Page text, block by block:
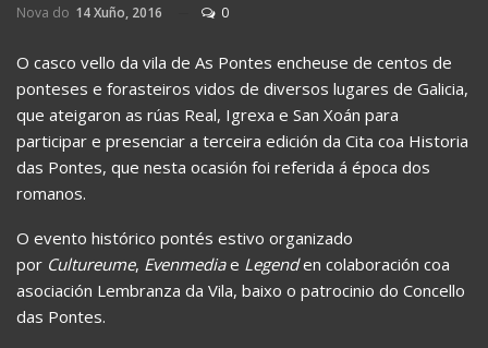
Nova do 14 Xuño, 2016 0
O casco vello da vila de As Pontes encheuse de centos de
ponteses e forasteiros vidos de diversos lugares de Galicia,
que ateigaron as rúas Real, Igrexa e San Xoán para
participar e presenciar a terceira edición da Cita coa Historia
das Pontes, que nesta ocasión foi referida á época dos
romanos.
O evento histórico pontés estivo organizado
por Cultureume, Evenmediae Legenden colaboración coa
asociación Lembranza da Vila, baixo o patrocinio do Concello
das Pontes.